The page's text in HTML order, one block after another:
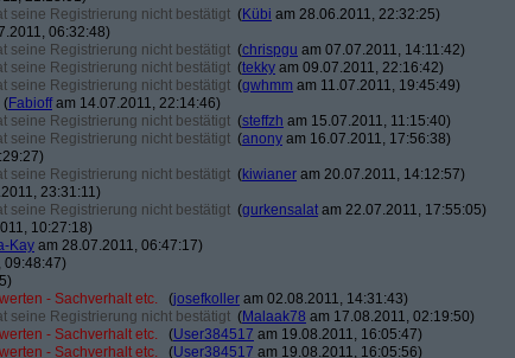
seine Registrierung nicht bestätigt (Kübi am 28.06.2011, 22:32:25)
06:32:48)
seine Registrierung nicht bestätigt (chrispgu am 07.07.2011, 14:11:42)
seine Registrierung nicht bestätigt (tekky am 09.07.2011, 22:16:42)
seine Registrierung nicht bestätigt (gwhmm am 11.07.2011, 19:45:49)
(Fabioffam 14.07.2011, 22:14:46)
seine Registrierung nicht bestätigt (steffzh am 15.07.2011, 11:15:40)
seine Registrierung nicht bestätigt (anony am 16.07.2011, 17:56:38)
seine Registrierung nicht bestätigt (kiwianer am 20.07.2011, 14:12:57)
23:31:11)
seine Registrierung nicht bestätigt (gurkensalat am 22.07.2011, 17:55:05)
10:27:18)
Kay am 28.07.2011, 06:47:17)
09:48:47)
- Sachverhalt etc. (josefkoller am 02.08.2011, 14:31:43)
seine Registrierung nicht bestätigt (Malaak78 am 17.08.2011, 02:19:50)
- Sachverhalt etc. (User384517 am 19.08.2011, 16:05:47)
- Sachverhalt etc. (User384517 am 19.08.2011, 16:05:56)